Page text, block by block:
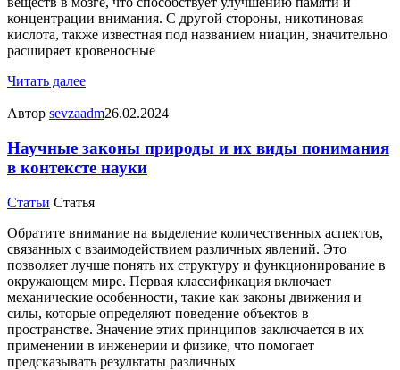
концентрации внимания. С другой стороны, никотиновая
кислота, также известная под названием ниацин, значительно
расширяет кровеносные
Читать далее
Автор sevzaadm26.02.2024
Научные законы природы и их виды понимания
в контексте науки
Статьи Статья
Обратите внимание на выделение количественных аспектов,
связанных с взаимодействием различных явлений. Это
позволяет лучше понять их структуру и функционирование в
окружающем мире. Первая классификация включает
механические особенности, такие как законы движения и
силы, которые определяют поведение объектов в
пространстве. Значение этих принципов заключается в их
применении в инженерии и физике, что помогает
предсказывать результаты различных